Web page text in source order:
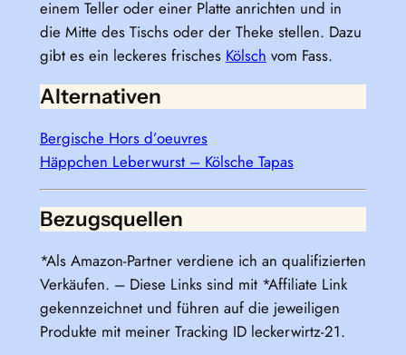
einem Teller oder einer Platte anrichten und in
die Mitte des Tischs oder der Theke stellen. Dazu
gibt es ein leckeres frisches Kölsch vom Fass.
Alternativen
Bergische Hors d’oeuvres
Häppchen Leberwurst – Kölsche Tapas
Bezugsquellen
*Als Amazon-Partner verdiene ich an qualifizierten
Verkäufen. – Diese Links sind mit *Affiliate Link
gekennzeichnet und führen auf die jeweiligen
Produkte mit meiner Tracking ID leckerwirtz-21.